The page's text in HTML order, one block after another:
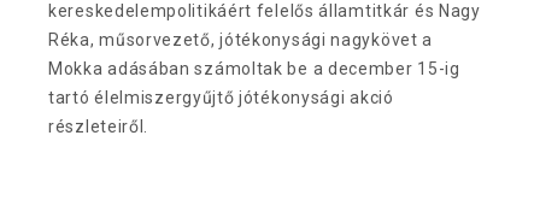
kereskedelempolitikáért felelős államtitkár és Nagy
Réka, műsorvezető, jótékonysági nagykövet a
Mokka adásában számoltak be a december 15-ig
tartó élelmiszergyűjtő jótékonysági akció
részleteiről.